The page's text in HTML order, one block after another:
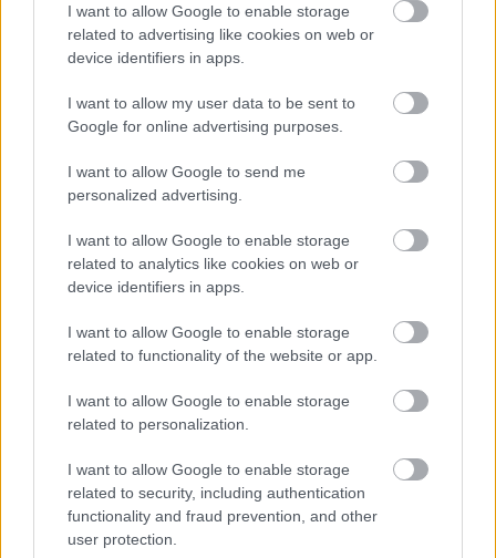
I want to allow Google to enable storage
related to advertising like cookies on web or
device identifiers in apps.
I want to allow my user data to be sent to
Google for online advertising purposes.
I want to allow Google to send me
personalized advertising.
I want to allow Google to enable storage
related to analytics like cookies on web or
device identifiers in apps.
I want to allow Google to enable storage
related to functionality of the website or app.
I want to allow Google to enable storage
related to personalization.
I want to allow Google to enable storage
related to security, including authentication
functionality and fraud prevention, and other
user protection.
akkor együtt megtesszük a következő lépést.”
arról továbbra sincs konkrétum. A Toyota
felületein jelent meg, ezért valószínűnek tűnik,
megszokott közeghez térhet vissza.
lehet szó. A bejegyzésben ugyanis egy piros,
formulaautót ábrázoló emoji is szerepelt, ami arra
utalhat, hogy a Super Formula sem került le
A Toyota közleményében ezt írta Rovanperä
helyzetéről.